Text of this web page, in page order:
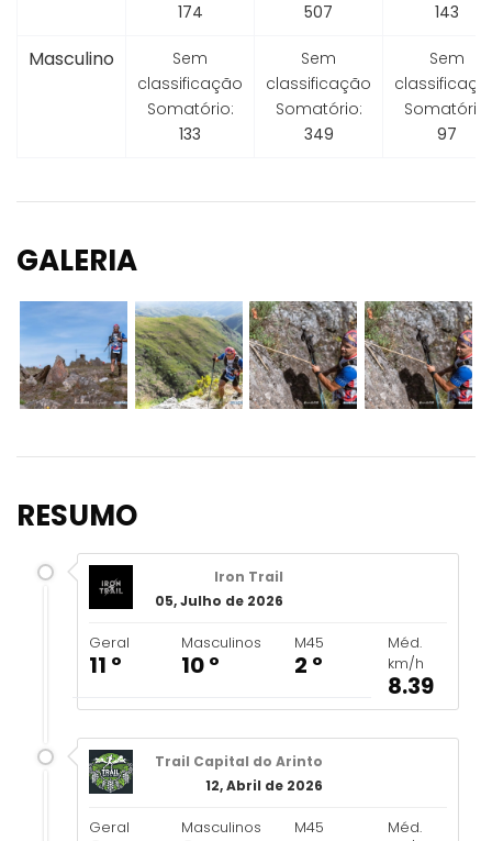
174
507
143
Masculino
Sem
classificação
Somatório:
133
Sem
classificação
Somatório:
349
Sem
Somatório:
97
GALERIA
RESUMO
Iron Trail
05, Julho de 2026
Geral
11 º
Masculinos
10 º
M45
2 º
Méd.
km/h
8.39
Trail Capital do Arinto
12, Abril de 2026
Geral Masculinos M45
Méd.